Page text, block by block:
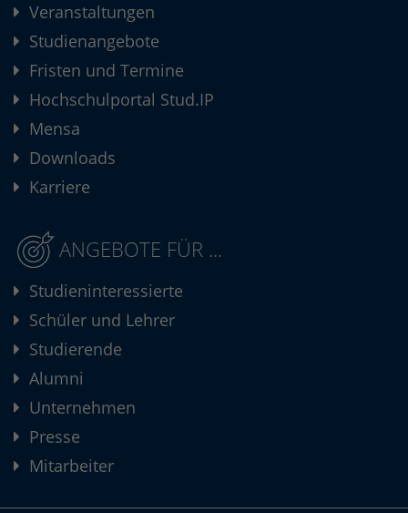
Veranstaltungen
Studienangebote
Fristen und Termine
Hochschulportal Stud.IP
Mensa
Downloads
Karriere
ANGEBOTE FÜR ...
Studieninteressierte
Schüler und Lehrer
Studierende
Alumni
Unternehmen
Presse
Mitarbeiter